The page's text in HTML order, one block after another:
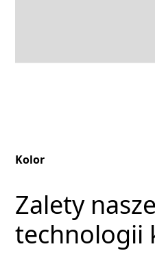
Kolor
Zalety
technologii